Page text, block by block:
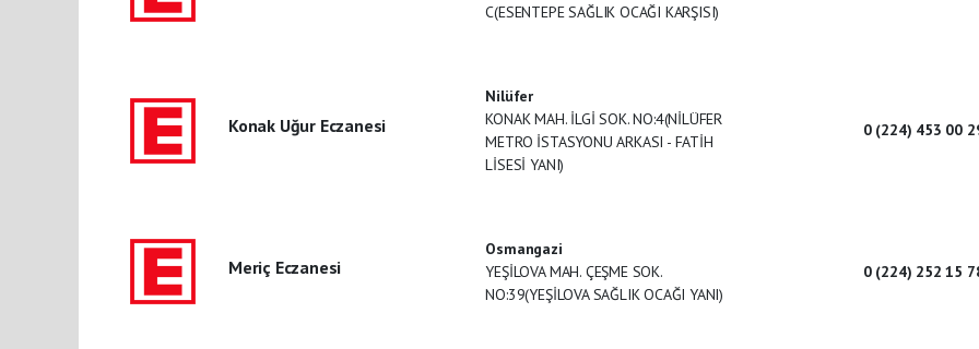
C(ESENTEPE SAĞLIK OCAĞI KARŞISI)
Konak Uğur Eczanesi
Nilüfer
KONAK MAH. İLGİ SOK. NO:4(NİLÜFER
METRO İSTASYONU ARKASI - FATİH
LİSESİ YANI)
0 (224) 453 00
Meriç Eczanesi
Osmangazi
YEŞİLOVA MAH. ÇEŞME SOK.
NO:39(YEŞİLOVA SAĞLIK OCAĞI YANI)
0 (224) 252 15